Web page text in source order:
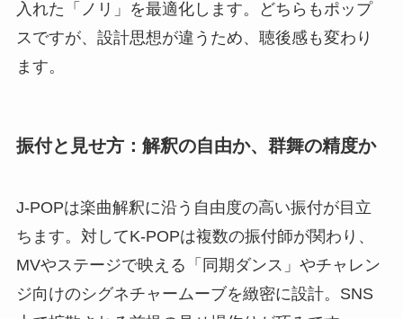
入れた「ノリ」を最適化します。どちらもポップ
スですが、設計思想が違うため、聴後感も変わり
ます。
振付と見せ方：解釈の自由か、群舞の精度か
J-POPは楽曲解釈に沿う自由度の高い振付が目立
ちます。対してK-POPは複数の振付師が関わり、
MVやステージで映える「同期ダンス」やチャレン
ジ向けのシグネチャームーブを緻密に設計。SNS